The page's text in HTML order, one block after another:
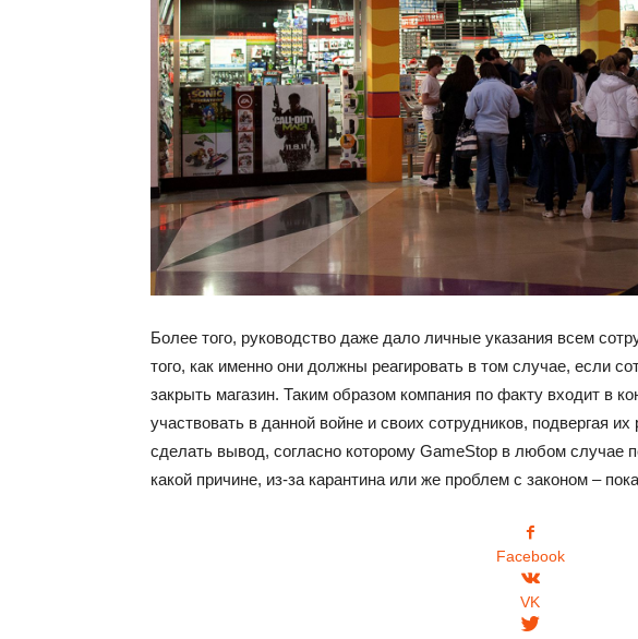
Более того, руководство даже дало личные указания всем
того, как именно они должны реагировать в том случае, если
закрыть магазин. Таким образом компания по факту входит в
участвовать в данной войне и своих сотрудников, подвергая
сделать вывод, согласно которому GameStop в любом случае
какой причине, из-за карантина или же проблем с законом –
Facebook
VK